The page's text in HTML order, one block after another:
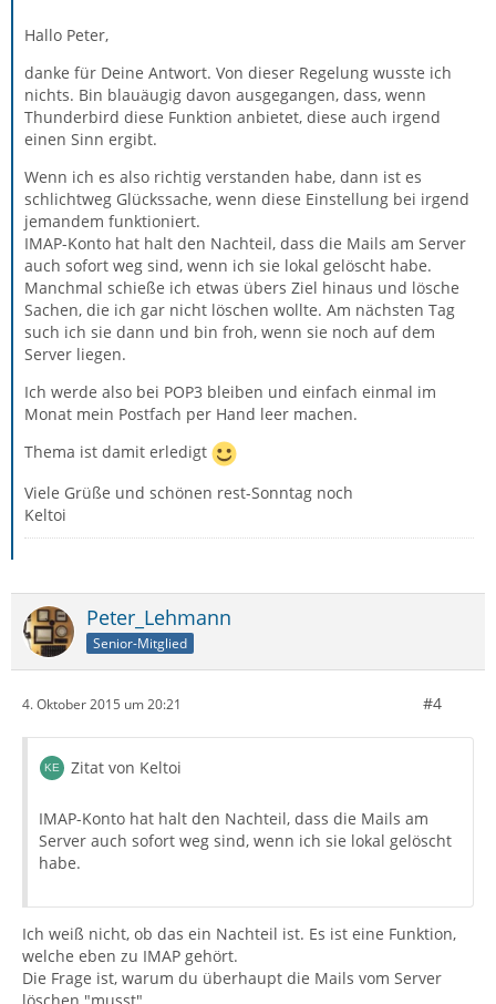
Hallo Peter,
danke für Deine Antwort. Von dieser Regelung wusste ich
nichts. Bin blauäugig davon ausgegangen, dass, wenn
Thunderbird diese Funktion anbietet, diese auch irgend
einen Sinn ergibt.
Wenn ich es also richtig verstanden habe, dann ist es
schlichtweg Glückssache, wenn diese Einstellung bei irgend
jemandem funktioniert.
IMAP-Konto hat halt den Nachteil, dass die Mails am Server
auch sofort weg sind, wenn ich sie lokal gelöscht habe.
Manchmal schieße ich etwas übers Ziel hinaus und lösche
Sachen, die ich gar nicht löschen wollte. Am nächsten Tag
such ich sie dann und bin froh, wenn sie noch auf dem
Server liegen.
Ich werde also bei POP3 bleiben und einfach einmal im
Monat mein Postfach per Hand leer machen.
Thema ist damit erledigt
Viele Grüße und schönen rest-Sonntag noch
Keltoi
Peter_Lehmann
Senior-Mitglied
4. Oktober 2015 um 20:21 #4
Zitat von Keltoi
IMAP-Konto hat halt den Nachteil, dass die Mails am
Server auch sofort weg sind, wenn ich sie lokal gelöscht
habe.
Ich weiß nicht, ob das ein Nachteil ist. Es ist eine Funktion,
welche eben zu IMAP gehört.
Die Frage ist, warum du überhaupt die Mails vom Server